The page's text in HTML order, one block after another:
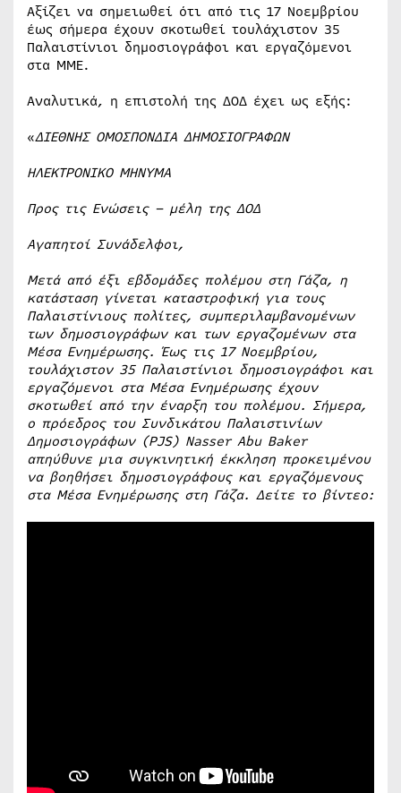
Αξίζει να σημειωθεί ότι από τις 17 Νοεμβρίου
έως σήμερα έχουν σκοτωθεί τουλάχιστον 35
Παλαιστίνιοι δημοσιογράφοι και εργαζόμενοι
στα ΜΜΕ.
Αναλυτικά, η επιστολή της ΔΟΔ έχει ως εξής:
«ΔΙΕΘΝΗΣ ΟΜΟΣΠΟΝΔΙΑ ΔΗΜΟΣΙΟΓΡΑΦΩΝ
ΗΛΕΚΤΡΟΝΙΚΟ ΜΗΝΥΜΑ
Προς τις Ενώσεις – μέλη της ΔΟΔ
Αγαπητοί Συνάδελφοι,
Μετά από έξι εβδομάδες πολέμου στη Γάζα, η
κατάσταση γίνεται καταστροφική για τους
Παλαιστίνιους πολίτες, συμπεριλαμβανομένων
των δημοσιογράφων και των εργαζομένων στα
Μέσα Ενημέρωσης. Έως τις 17 Νοεμβρίου,
τουλάχιστον 35 Παλαιστίνιοι δημοσιογράφοι και
εργαζόμενοι στα Μέσα Ενημέρωσης έχουν
σκοτωθεί από την έναρξη του πολέμου. Σήμερα,
ο πρόεδρος του Συνδικάτου Παλαιστινίων
Δημοσιογράφων (PJS) Nasser Abu Baker
απηύθυνε μια συγκινητική έκκληση προκειμένου
να βοηθήσει δημοσιογράφους και εργαζόμενους
στα Μέσα Ενημέρωσης στη Γάζα. Δείτε το βίντεο: